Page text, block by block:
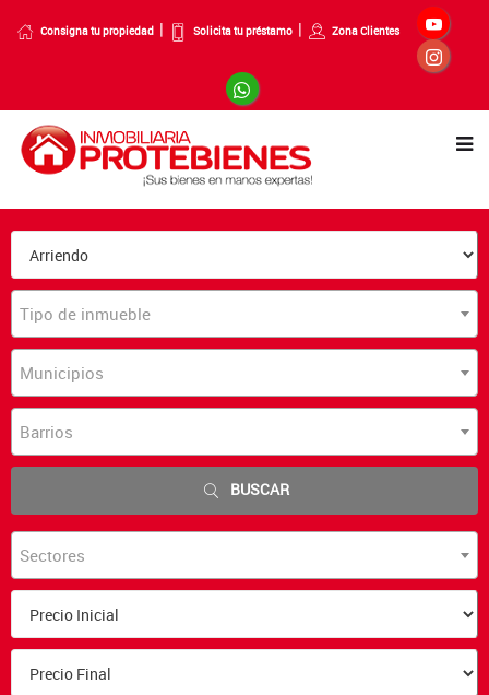
Consigna tu propiedad Solicita tu préstamo Zona Clientes
Tipo de inmueble
Municipios
Barrios
BUSCAR
Sectores